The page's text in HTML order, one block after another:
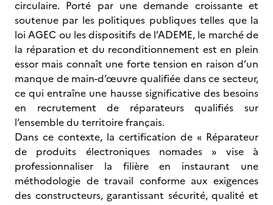
circulaire. Porté par une demande croissante et
soutenue par les politiques publiques telles que la
loi AGEC ou les dispositifs de l’ADEME, le marché de
la réparation et du reconditionnement est en plein
essor mais connaît une forte tension en raison d’un
manque de main-d’œuvre qualifiée dans ce secteur,
ce qui entraîne une hausse significative des besoins
en recrutement de réparateurs qualifiés sur
l’ensemble du territoire français.
Dans ce contexte, la certification de « Réparateur
de produits électroniques nomades » vise à
professionnaliser la filière en instaurant une
méthodologie de travail conforme aux exigences
des constructeurs, garantissant sécurité, qualité et